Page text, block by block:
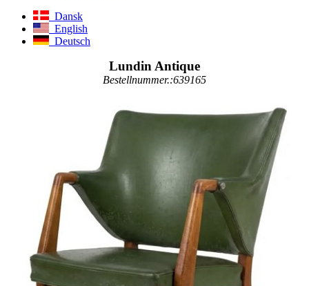
Dansk
English
Deutsch
Lundin Antique
Bestellnummer.:639165